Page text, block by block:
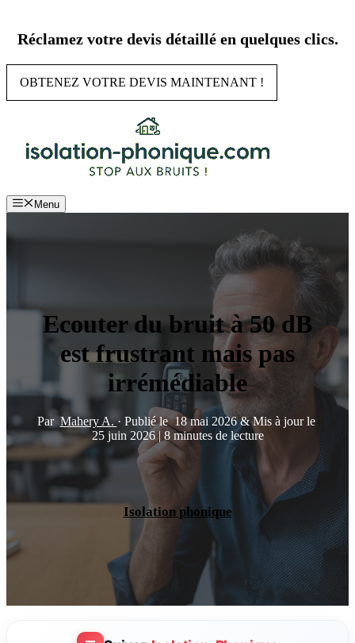
contenu
Réclamez votre devis détaillé en quelques clics.
OBTENEZ VOTRE DEVIS MAINTENANT !
Menu
Ecouter du bruit à 50 dB
est frustrant mais pas
irrémédiable
Par Mahery A.· Publié le18 mai 2026& Mis à jour le
25 juin 2026| 8 minutes de lecture
Isolation phonique